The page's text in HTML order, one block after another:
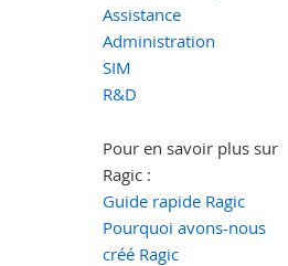
Assistance
Administration
SIM
R&D
Pour en savoir plus sur
Ragic :
Guide rapide Ragic
Pourquoi avons-nous
créé Ragic